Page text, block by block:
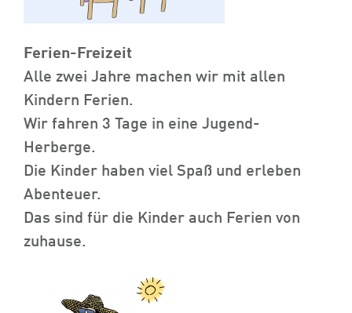
Ferien-Freizeit
Alle zwei Jahre machen wir mit allen
Kindern Ferien.
Wir fahren 3 Tage in eine Jugend-
Herberge.
Die Kinder haben viel Spaß und erleben
Abenteuer.
Das sind für die Kinder auch Ferien von
zuhause.